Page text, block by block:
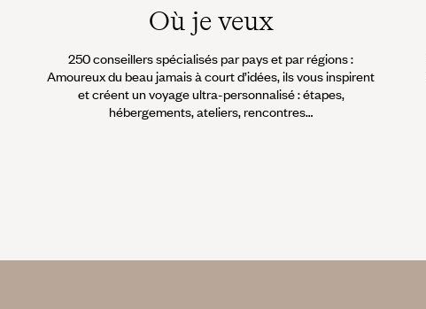
Où je veux
250 conseillers spécialisés par pays et par régions :
Amoureux du beau jamais à court d’idées, ils vous inspirent
et créent un voyage ultra-personnalisé : étapes,
hébergements, ateliers, rencontres…